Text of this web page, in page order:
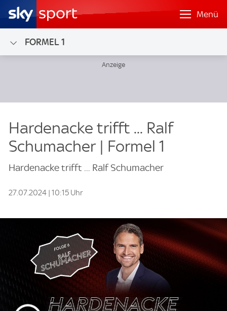
Menü
FORMEL 1
Hardenacke trifft ... Ralf
Schumacher | Formel 1
Hardenacke trifft ... Ralf Schumacher
27.07.2024 | 10:15 Uhr